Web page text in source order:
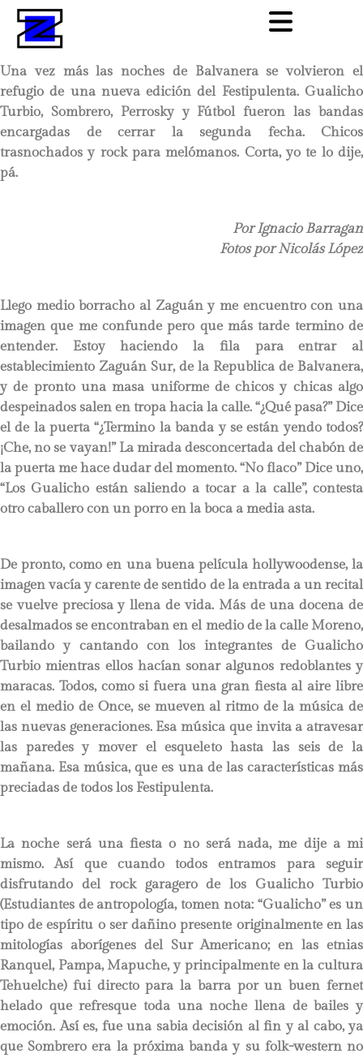
Una vez más las noches de Balvanera se volvieron el
refugio de una nueva edición del Festipulenta. Gualicho
Turbio, Sombrero, Perrosky y Fútbol fueron las bandas
encargadas de cerrar la segunda fecha. Chicos
trasnochados y rock para melómanos. Corta, yo te lo dije,
pá.
Por Ignacio Barragan
Fotos por Nicolás López
Llego medio borracho al Zaguán y me encuentro con una
imagen que me confunde pero que más tarde termino de
entender. Estoy haciendo la fila para entrar al
establecimiento Zaguán Sur, de la Republica de Balvanera,
y de pronto una masa uniforme de chicos y chicas algo
despeinados salen en tropa hacia la calle. “¿Qué pasa?” Dice
el de la puerta “¿Termino la banda y se están yendo todos?
¡Che, no se vayan!” La mirada desconcertada del chabón de
la puerta me hace dudar del momento. “No flaco” Dice uno,
“Los Gualicho están saliendo a tocar a la calle”, contesta
otro caballero con un porro en la boca a media asta.
De pronto, como en una buena película hollywoodense, la
imagen vacía y carente de sentido de la entrada a un recital
se vuelve preciosa y llena de vida. Más de una docena de
desalmados se encontraban en el medio de la calle Moreno,
bailando y cantando con los integrantes de Gualicho
Turbio mientras ellos hacían sonar algunos redoblantes y
maracas. Todos, como si fuera una gran fiesta al aire libre
en el medio de Once, se mueven al ritmo de la música de
las nuevas generaciones. Esa música que invita a atravesar
las paredes y mover el esqueleto hasta las seis de la
mañana. Esa música, que es una de las características más
preciadas de todos los Festipulenta.
La noche será una fiesta o no será nada, me dije a mi
mismo. Así que cuando todos entramos para seguir
disfrutando del rock garagero de los Gualicho Turbio
(Estudiantes de antropología, tomen nota: “Gualicho” es un
tipo de espíritu o ser dañino presente originalmente en las
mitologías aborígenes del Sur Americano; en las etnias
Ranquel, Pampa, Mapuche, y principalmente en la cultura
Tehuelche) fui directo para la barra por un buen fernet
helado que refresque toda una noche llena de bailes y
emoción. Así es, fue una sabia decisión al fin y al cabo, ya
que Sombrero era la próxima banda y su folk-western no